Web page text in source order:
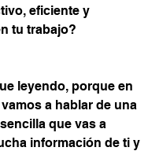
eficiente y
tu trabajo?
leyendo, porque en
a hablar de una
que vas a
información de ti y